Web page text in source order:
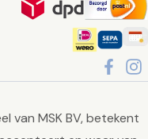
van MSK BV, betekent